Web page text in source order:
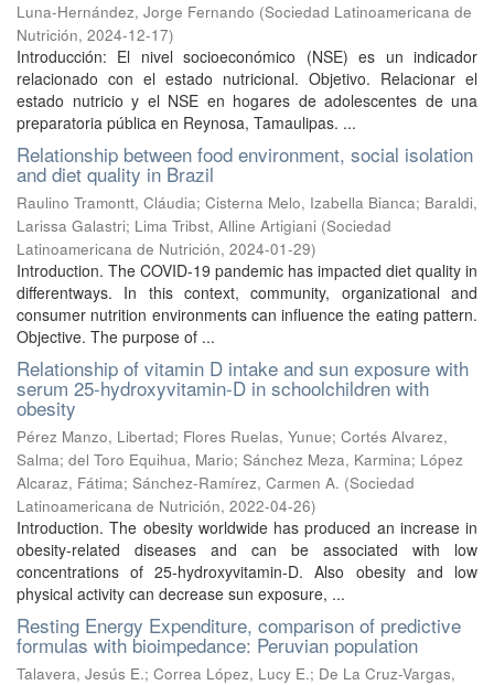
Luna-Hernández, Jorge Fernando (Sociedad Latinoamericana de
Nutrición, 2024-12-17)
Introducción: El nivel socioeconómico (NSE) es un indicador
relacionado con el estado nutricional. Objetivo. Relacionar el
estado nutricio y el NSE en hogares de adolescentes de una
preparatoria pública en Reynosa, Tamaulipas. ...
Relationship between food environment, social isolation
and diet quality in Brazil
Raulino Tramontt, Cláudia; Cisterna Melo, Izabella Bianca; Baraldi,
Larissa Galastri; Lima Tribst, Alline Artigiani (Sociedad
Latinoamericana de Nutrición, 2024-01-29)
Introduction. The COVID-19 pandemic has impacted diet quality in
differentways. In this context, community, organizational and
consumer nutrition environments can influence the eating pattern.
Objective. The purpose of ...
Relationship of vitamin D intake and sun exposure with
serum 25-hydroxyvitamin-D in schoolchildren with
obesity
Pérez Manzo, Libertad; Flores Ruelas, Yunue; Cortés Alvarez,
Salma; del Toro Equihua, Mario; Sánchez Meza, Karmina; López
Alcaraz, Fátima; Sánchez-Ramírez, Carmen A. (Sociedad
Latinoamericana de Nutrición, 2022-04-26)
Introduction. The obesity worldwide has produced an increase in
obesity-related diseases and can be associated with low
concentrations of 25-hydroxyvitamin-D. Also obesity and low
physical activity can decrease sun exposure, ...
Resting Energy Expenditure, comparison of predictive
formulas with bioimpedance: Peruvian population
Talavera, Jesús E.; Correa López, Lucy E.; De La Cruz-Vargas,